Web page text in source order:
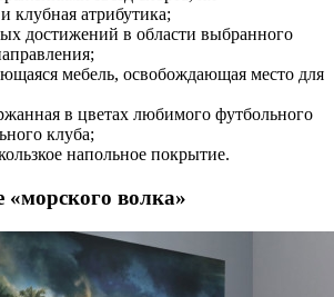
клубная атрибутика;
достижений в области выбранного
мебель, освобождающая место для
в цветах любимого футбольного
клуба;
напольное покрытие.
«морского волка»